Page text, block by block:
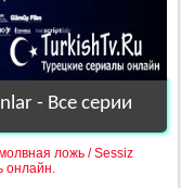
- Все серии
ложь / Sessiz
онлайн.